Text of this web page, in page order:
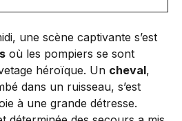
une scène captivante s’est
où les pompiers se sont
héroïque. Un cheval,
dans un ruisseau, s’est
à une grande détresse.